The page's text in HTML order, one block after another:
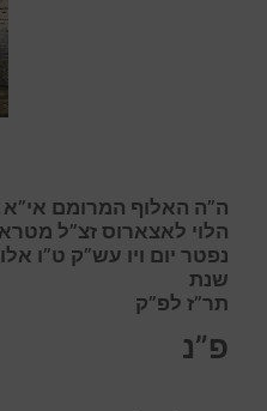
ה”ה האלוף המרומם אי”א
הלוי לאצארוס זצ”ל
נפטר יום ויו עש”ק ט”ו
שנת
תר”ז לפ”ק
פ”נ